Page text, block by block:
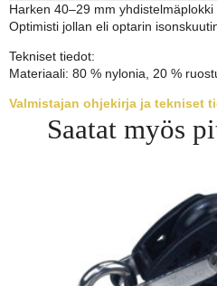
Harken 40–29 mm
Optimisti jollan eli optarin
Tekniset tiedot:
Materiaali: 80 % nylonia, 20 %
Valmistajan ohjekirja ja tekniset
Saatat myös